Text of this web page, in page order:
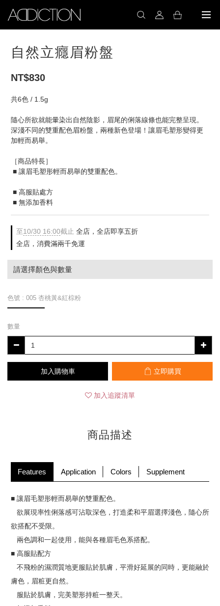
自然立癮眉粉盤
NT$830
共6色 / 1.5g
隨心所欲就能暈染出自然陰影，眉尾的俐落線條也能完整呈現。
深淺不同的雙重配色眉粉盤，兩種新色登場！讓眉毛塑形變得更
加輕而易舉。
［商品特長］
■ 高服貼處方
■ 無添加香料
至10/30 16:00截止 全店，全店即享五折
全店，消費滿兩千免運
請選擇顏色與數量
色號 : 005 杏桃黃&紅棕粉
數量
加入購物車 立即購買
加入追蹤清單
商品描述
Features Application Colors Supplement
■ 讓眉毛塑形輕而易舉的雙重配色。
欲展現率性俐落感可沾取深色，打造柔和平眉選擇淺色，隨心所
欲搭配不受限。
兩色調和一起使用，能與各種眉毛色系搭配。
■ 高服貼配方
不飛粉的濕潤質地更服貼於肌膚，平滑好延展的同時，更能融於
膚色，眉粧更自然。
服貼於肌膚，完美塑形持粧一整天。